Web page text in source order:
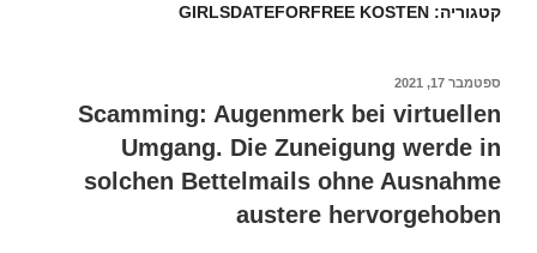
קטגוריה: GIRLSDATEFORFREE KOSTEN
פורסם
ספטמבר 17, 2021
Scamming: Augenmerk bei virtuellen
Umgang. Die Zuneigung werde in
solchen Bettelmails ohne Ausnahme
austere hervorgehoben